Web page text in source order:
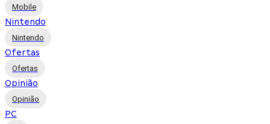
Mobile
Nintendo
Nintendo
Ofertas
Ofertas
Opinião
Opinião
PC